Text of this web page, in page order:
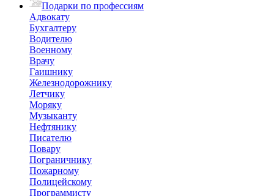
Подарки по профессиям
Адвокату
Бухгалтеру
Водителю
Военному
Врачу
Гаишнику
Железнодорожнику
Летчику
Моряку
Музыканту
Нефтянику
Писателю
Повару
Пограничнику
Пожарному
Полицейскому
Программисту